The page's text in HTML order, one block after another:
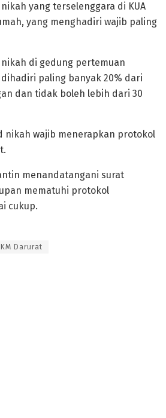
yang terselenggara di KUA
yang menghadiri wajib paling
di gedung pertemuan
paling banyak 20% dari
dan tidak boleh lebih dari 30
nikah wajib menerapkan protokol
menandatangani surat
mematuhi protokol
cukup.
Darurat